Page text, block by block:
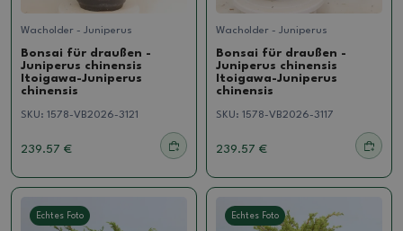
Wacholder - Juniperus
Bonsai für draußen -
Juniperus chinensis
Itoigawa-Juniperus
chinensis
SKU: 1578-VB2026-3121
239.57 €
Wacholder - Juniperus
Bonsai für draußen -
Juniperus chinensis
Itoigawa-Juniperus
chinensis
SKU: 1578-VB2026-3117
239.57 €
Echtes Foto Echtes Foto